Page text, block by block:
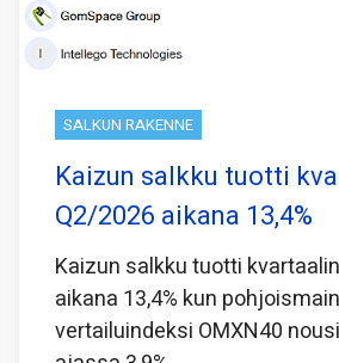
SALKUN RAKENNE
Kaizun salkku tuotti
Q2/2026 aikana 13,4%
Kaizun salkku tuotti
aikana 13,4% kun
vertailuindeksi OMXN40